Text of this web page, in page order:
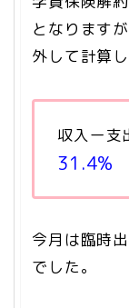
となります
外して計算し
収入ー
31.4%
今月は臨時
でした。